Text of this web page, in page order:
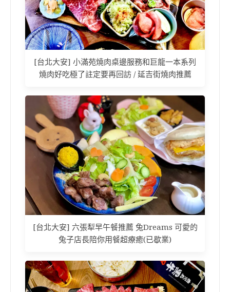
[台北大安] 小滿苑燒肉桌邊服務和巨龍一本系列
燒肉好吃極了註定要再回訪 / 延吉街燒肉推薦
[台北大安] 六張犁早午餐推薦 兔Dreams 可愛的
兔子店長陪你用餐超療癒(已歇業)